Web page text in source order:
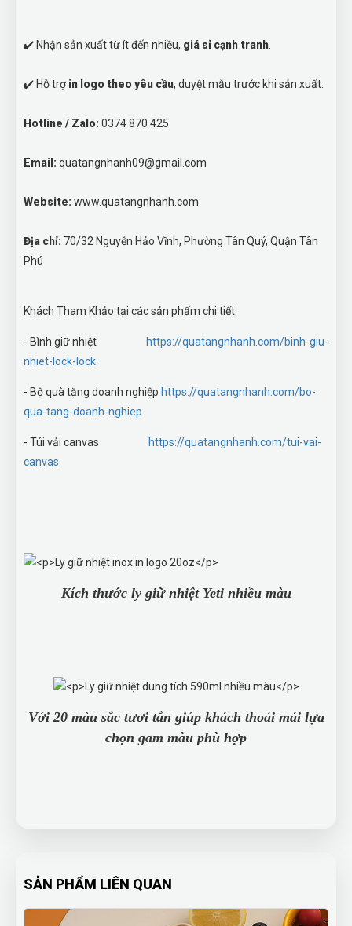
✔️ Nhận sản xuất từ ít đến nhiều, giá sỉ cạnh tranh
✔️ Hỗ trợin logo theo yêu cầu, duyệt mẫu trước khi sản xuất.
Hotline / Zalo: 0374 870 425
Email: quatangnhanh09@gmail.com
Website: www.quatangnhanh.com
Địa chỉ: 70/32 Nguyễn Hảo Vĩnh, Phường Tân Quý, Quận Tân
Phú
Khách Tham Khảo tại các sản phẩm chi tiết:
- Bình giữ nhiệt
https://quatangnhanh.com/binh-giu-
nhiet-lock-lock
- Bộ quà tặng doanh nghiệp https://quatangnhanh.com/bo-
qua-tang-doanh-nghiep
- Túi vải canvas
https://quatangnhanh.com/tui-vai-
canvas
Kích thước ly giữ nhiệt Yeti nhiều màu
Với 20 màu sắc tươi tắn giúp khách thoải mái lựa
chọn gam màu phù hợp
SẢN PHẨM LIÊN QUAN